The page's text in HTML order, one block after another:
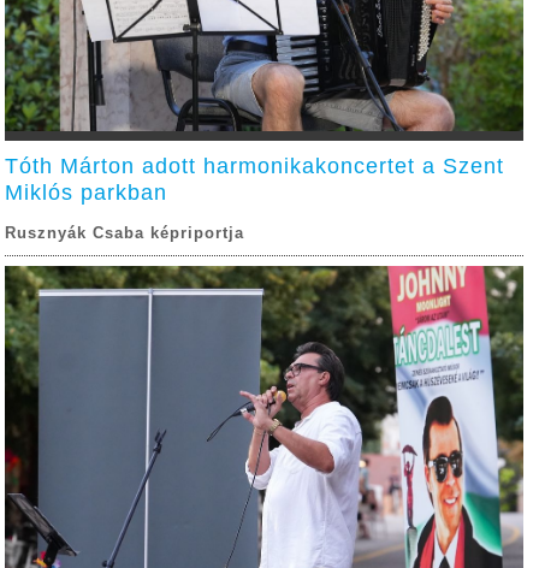
Tóth Márton adott harmonikakoncertet a Szent
Miklós parkban
Rusznyák Csaba képriportja